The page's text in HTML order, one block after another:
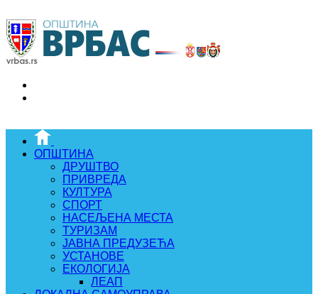
ОПШТИНА
ДРУШТВО
ПРИВРЕДА
КУЛТУРА
СПОРТ
НАСЕЉЕНА МЕСТА
ТУРИЗАМ
ЈАВНА ПРЕДУЗЕЋА
УСТАНОВЕ
ЕКОЛОГИЈА
ЛЕАП